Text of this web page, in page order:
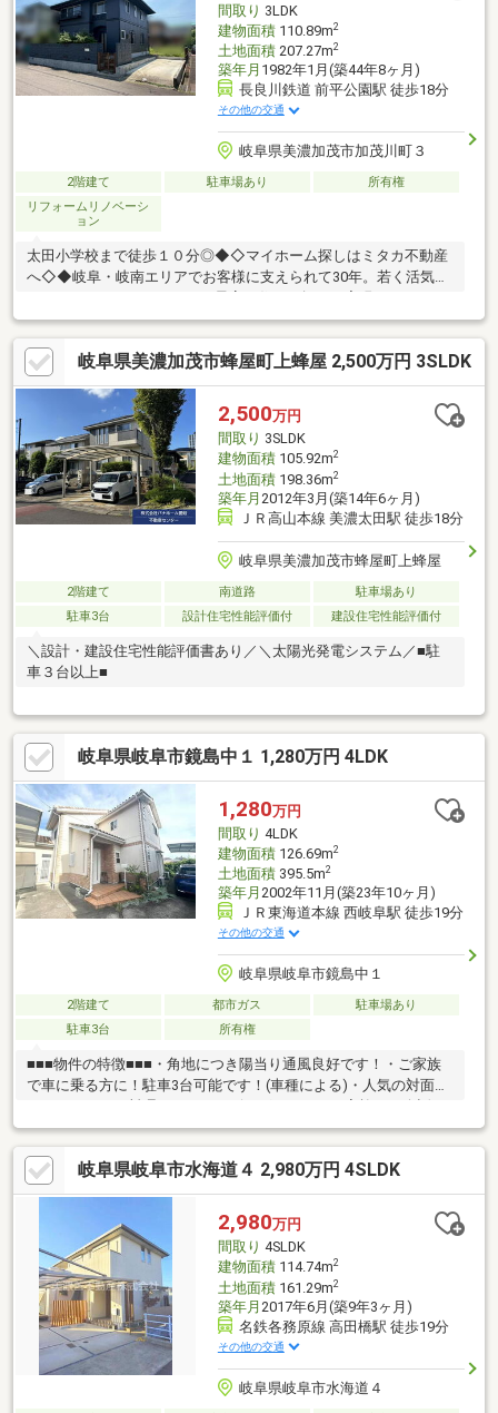
間取り 3LDK
建物面積110.89m2
土地面積207.27m2
築年月 1982年1月(築44年8ヶ月)
長良川鉄道 前平公園駅 徒歩18分
その他の交通
岐阜県美濃加茂市加茂川町３
2階建て 駐車場あり
所有権
リフォームリノベーシ
ョン
太田小学校まで徒歩１０分◎◆◇マイホーム探しはミタカ不動産
へ◇◆岐阜・岐南エリアでお客様に支えられて30年。若く活気あ
す。見るだけ、聞くだけ、ご相談だけでもOK！気になる点がござ
いましたら、当社へお気軽にお問合せください。
岐阜県美濃加茂市蜂屋町上蜂屋 2,500万円 3SLDK
2,500万円
間取り 3SLDK
建物面積105.92m2
土地面積198.36m2
築年月 2012年3月(築14年6ヶ月)
ＪＲ高山本線 美濃太田駅 徒歩18分
岐阜県美濃加茂市蜂屋町上蜂屋
2階建て 南道路
駐車場あり
駐車3台
設計住宅性能評価付 建設住宅性能評価付
＼設計・建設住宅性能評価書あり／＼太陽光発電システム／■駐
車３台以上■
岐阜県岐阜市鏡島中１ 1,280万円 4LDK
1,280万円
間取り 4LDK
建物面積126.69m2
土地面積395.5m2
築年月 2002年11月(築23年10ヶ月)
ＪＲ東海道本線 西岐阜駅 徒歩19分
その他の交通
岐阜県岐阜市鏡島中１
2階建て 都市ガス
駐車場あり
駐車3台
所有権
■■■物件の特徴■■■・角地につき陽当り通風良好です！・ご家族
で車に乗る方に！駐車3台可能です！(車種による)・人気の対面キ
楽しめます◎・小中学校まで徒歩15分圏内！お子さまが大きくな
っても暮らせるお家です！・交通量の少ない閑静な住宅街なので
小さなお子様も安心です！■■■周辺環境■■■・鏡島小学校…徒歩約
14分・精華中学校…徒歩約11分・東海道本線「西岐阜」駅…徒歩約
19分・岐阜バス「鏡島町６丁目」停…徒歩約5分・バロー鏡島店…
徒歩約17分・ローソン岐阜西荘店…徒歩約14分・スギドラッグ鏡
島東店…徒歩約12分
岐阜県岐阜市水海道４ 2,980万円 4SLDK
2,980万円
間取り 4SLDK
建物面積114.74m2
土地面積161.29m2
築年月 2017年6月(築9年3ヶ月)
名鉄各務原線 高田橋駅 徒歩19分
その他の交通
岐阜県岐阜市水海道４